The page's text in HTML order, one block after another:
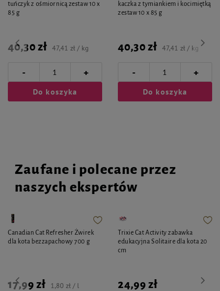
tuńczyk z ośmiornicą zestaw 10 x
85 g
40,30 zł 47,41 zł / kg
- +
Do koszyka
kaczka z tymiankiem i kocimiętką
zestaw 10 x 85 g
40,30 zł 47,41 zł / kg
- +
Do koszyka
Zaufane i polecane przez
naszych ekspertów
Canadian Cat Refresher Żwirek
dla kota bezzapachowy 700 g
17,99 zł 1,80 zł / l
Trixie Cat Activity zabawka
edukacyjna Solitaire dla kota 20
cm
24,99 zł